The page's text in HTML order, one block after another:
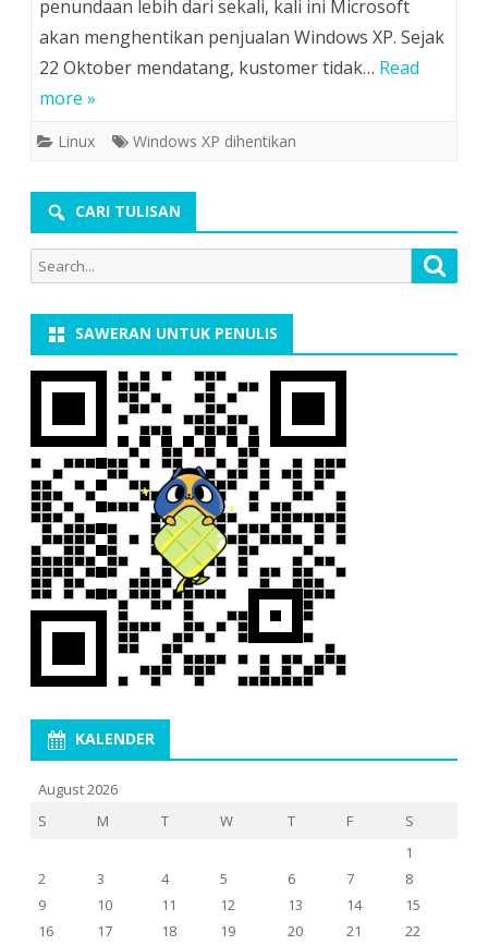
penundaan lebih dari sekali, kali ini Microsoft
akan menghentikan penjualan Windows XP. Sejak
22 Oktober mendatang, kustomer tidak… Read
more »
Linux Windows XP dihentikan
CARI TULISAN
Search
for:
SAWERAN UNTUK PENULIS
KALENDER
August 2026
S
M T W T F
S
1
2
3 4 5 6 7
8
9
10 11 12 13 14
15
16
17 18 19 20 21
22